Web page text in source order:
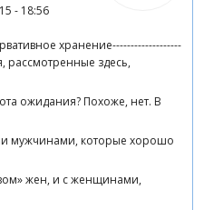
- 18:56
хранение-------------------
здесь,
ожидания? Похоже, нет. В
мужчинами, которые хорошо
жен, и с женщинами,